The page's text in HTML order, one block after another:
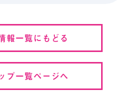
報一覧にもどる
プ一覧ページへ